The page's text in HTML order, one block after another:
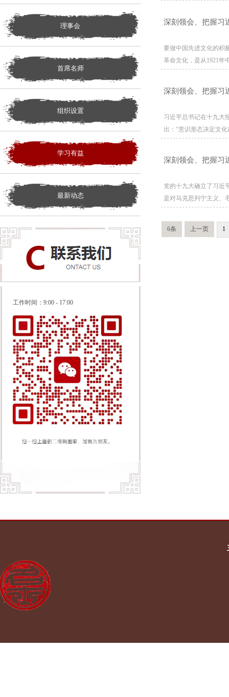
理事会
首席名师
组织设置
学习有益
最新动态
工作时间： 9:00 - 17:00
深刻领会、把握习
要做中国先进文化的积
革命文化，是从1921年
深刻领会、把握习
习近平总书记在十九大
出：“意识形态决定文
深刻领会、把握习
党的十九大确立了习近
是对马克思列宁主义、
6条 上一页 1